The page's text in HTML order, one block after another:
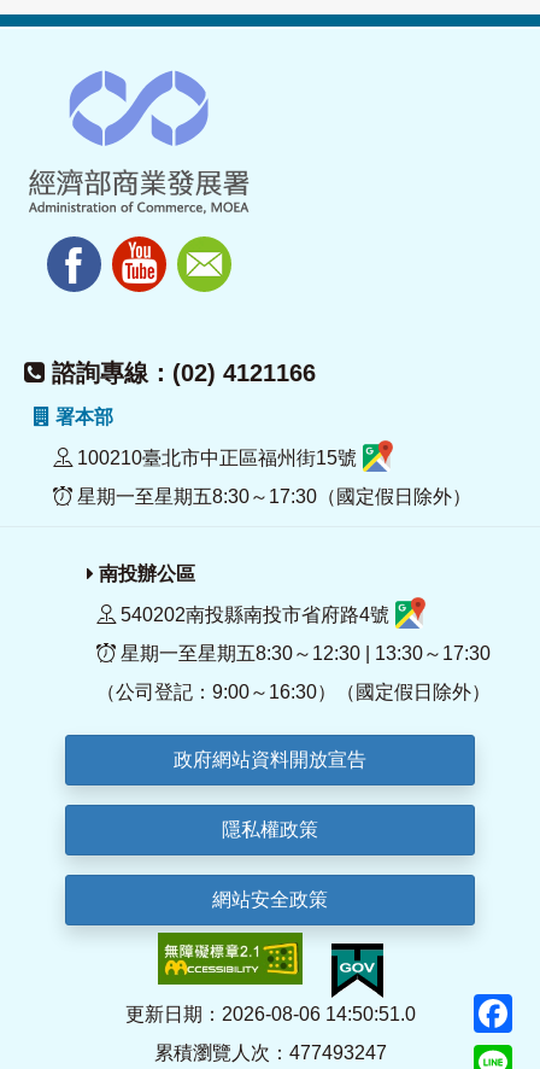
諮詢專線：(02) 4121166
署本部
100210臺北市中正區福州街15號
星期一至星期五8:30～17:30（國定假日除外）
南投辦公區
540202南投縣南投市省府路4號
星期一至星期五8:30～12:30 | 13:30～17:30
（公司登記：9:00～16:30）（國定假日除外）
政府網站資料開放宣告
隱私權政策
網站安全政策
更新日期：2026-08-06 14:50:51.0
累積瀏覽人次：477493247